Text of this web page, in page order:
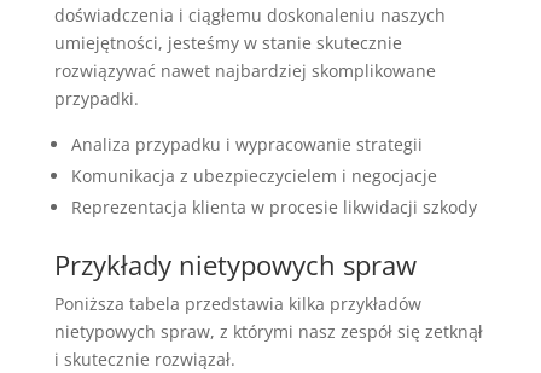
doświadczenia i ciągłemu doskonaleniu naszych
umiejętności, jesteśmy w stanie skutecznie
rozwiązywać nawet najbardziej skomplikowane
przypadki.
Analiza przypadku i wypracowanie strategii
Komunikacja z ubezpieczycielem i negocjacje
Reprezentacja klienta w procesie likwidacji szkody
Przykłady nietypowych spraw
Poniższa tabela przedstawia kilka przykładów
nietypowych spraw, z którymi nasz zespół się zetknął
i skutecznie rozwiązał.